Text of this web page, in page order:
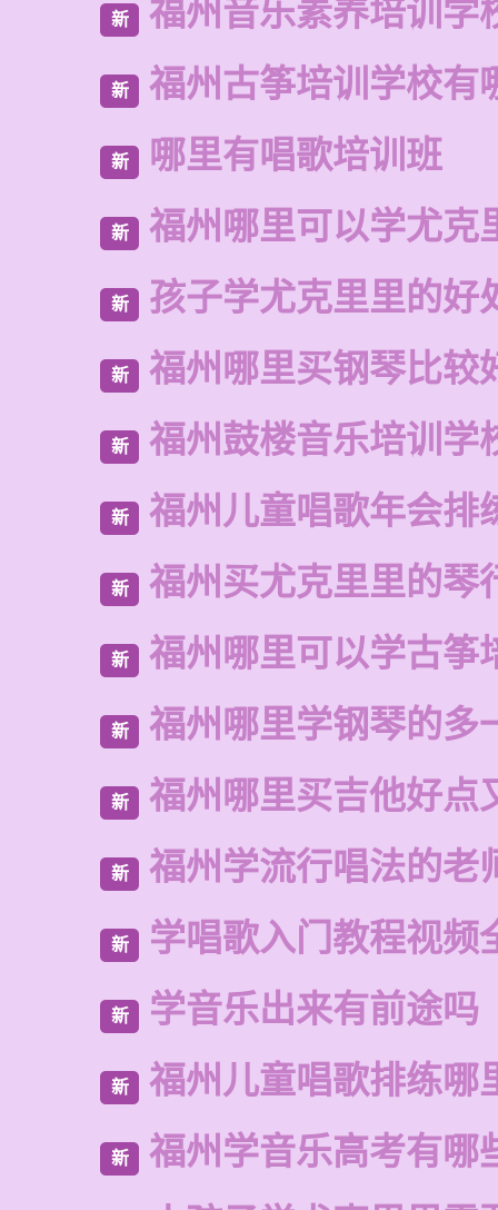
新 福州音乐素养培训学
新 福州古筝培训学校有
新 哪里有唱歌培训班
新 福州哪里可以学尤克
新 孩子学尤克里里的好
新 福州哪里买钢琴比较
新 福州鼓楼音乐培训学
新 福州儿童唱歌年会排
新 福州买尤克里里的琴
新 福州哪里可以学古筝
新 福州哪里学钢琴的多
新 福州哪里买吉他好点
新 福州学流行唱法的老
新 学唱歌入门教程视频
新 学音乐出来有前途吗
新 福州儿童唱歌排练哪
新 福州学音乐高考有哪